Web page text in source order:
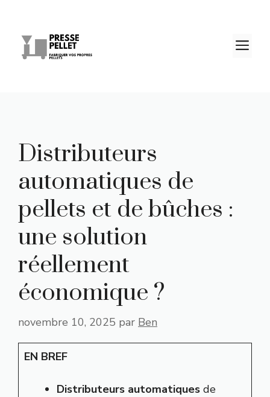
contenu
Distributeurs
automatiques de
pellets et de bûches :
une solution
réellement
économique ?
novembre 10, 2025 par Ben
EN BREF
Distributeurs automatiques de